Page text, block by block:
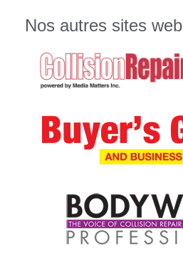
Nos autres sites web